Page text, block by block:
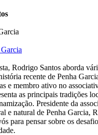
Rodrigo Santos aborda
recente de Penha
e membro ativo no
as principais tradições
Presidente da
e natural de Penha Garcia,
para pensar sobre os